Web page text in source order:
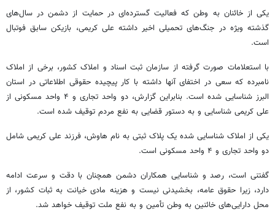
یکی از خائنان به وطن که فعالیت گسترده‌ای در حمایت از دشمن در سال‌های
گذشته ویژه در جنگ‌های تحمیلی اخیر داشته علی کریمی، بازیکن سابق فوتبال
است.
با استعلامات صورت‌ گرفته از سازمان ثبت اسناد و املاک کشور، برخی از املاک
نامبرده که سعی در اختفای آنها داشته با کار پیچیده حقوقی اطلاعاتی در استان
البرز شناسایی شده است. بنابراین گزارش، دو واحد تجاری و ۴ واحد مسکونی از
علی کریمی شناسایی و به دستور قضایی به نفع مردم توقیف شده است.
یکی از املاک شناسایی شده یک پلاک ثبتی به نام هاوش، فرزند علی کریمی شامل
دو واحد تجاری و ۴ واحد مسکونی است.
گفتنی است، رصد و شناسایی همکاران دشمن همچنان با دقت و سرعت ادامه
دارد، زیرا حقوق عامه، بخشیدنی نیست و هزینه مادی خیانت به ثبات کشور، از
محل دارایی‌های خائنین به وطن تأمین و به نفع ملت توقیف خواهد شد.